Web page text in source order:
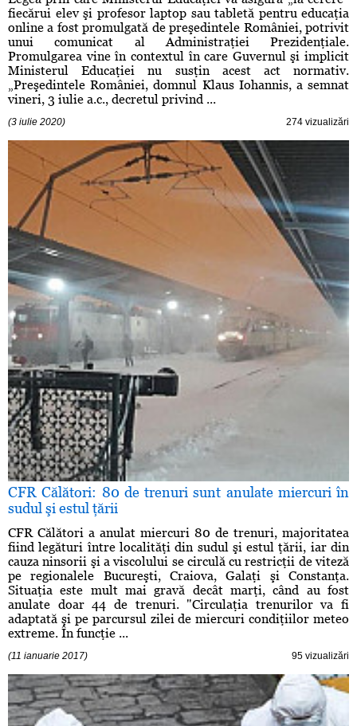
fiecărui elev şi profesor laptop sau tabletă pentru educaţia
online a fost promulgată de preşedintele României, potrivit
unui comunicat al Administraţiei Prezidenţiale.
Promulgarea vine în contextul în care Guvernul şi implicit
Ministerul Educaţiei nu susţin acest act normativ.
„Preşedintele României, domnul Klaus Iohannis, a semnat
vineri, 3 iulie a.c., decretul privind ...
(3 iulie 2020) 274 vizualizări
CFR Călători: 80 de trenuri sunt anulate miercuri în
sudul şi estul ţării
CFR Călători a anulat miercuri 80 de trenuri, majoritatea
fiind legături între localităţi din sudul şi estul ţării, iar din
cauza ninsorii şi a viscolului se circulă cu restricţii de viteză
pe regionalele Bucureşti, Craiova, Galaţi şi Constanţa.
Situaţia este mult mai gravă decât marţi, când au fost
anulate doar 44 de trenuri. "Circulaţia trenurilor va fi
adaptată şi pe parcursul zilei de miercuri condiţiilor meteo
extreme. În funcţie ...
(11 ianuarie 2017) 95 vizualizări